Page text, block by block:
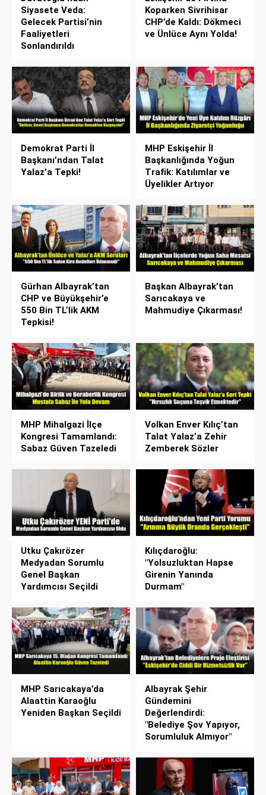
Siyasete Veda:
Gelecek Partisi’nin
Faaliyetleri
Sonlandırıldı
Koparken Sivrihisar
CHP’de Kaldı: Dökmeci
ve Ünlüce Aynı Yolda!
Demokrat Parti İl
Başkanı’ndan Talat
Yalaz’a Tepki!
MHP Eskişehir İl
Başkanlığında Yoğun
Trafik: Katılımlar ve
Üyelikler Artıyor
Gürhan Albayrak’tan
CHP ve Büyükşehir’e
550 Bin TL’lik AKM
Tepkisi!
Başkan Albayrak’tan
Sarıcakaya ve
Mahmudiye Çıkarması!
MHP Mihalgazi İlçe
Kongresi Tamamlandı:
Sabaz Güven Tazeledi
Volkan Enver Kılıç’tan
Talat Yalaz’a Zehir
Zemberek Sözler
Utku Çakırözer
Medyadan Sorumlu
Genel Başkan
Yardımcısı Seçildi
Kılıçdaroğlu:
"Yolsuzluktan Hapse
Girenin Yanında
Durmam"
MHP Sarıcakaya’da
Alaattin Karaoğlu
Yeniden Başkan Seçildi
Albayrak Şehir
Gündemini
Değerlendirdi:
"Belediye Şov Yapıyor,
Sorumluluk Almıyor"